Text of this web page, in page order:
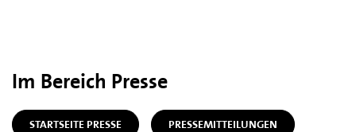
Im Bereich Presse
STARTSEITE PRESSE PRESSEMITTEILUNGEN